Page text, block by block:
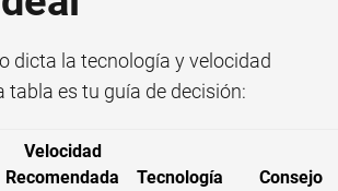
dicta la tecnología y velocidad
tabla es tu guía de decisión:
Velocidad
Recomendada
Tecnología
Consejo